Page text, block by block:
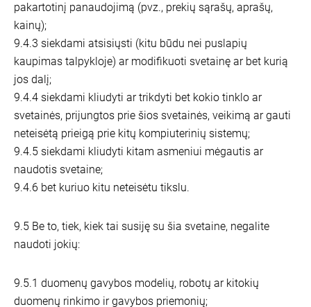
pakartotinį panaudojimą (pvz., prekių sąrašų, aprašų,
kainų);
9.4.3 siekdami atsisiųsti (kitu būdu nei puslapių
kaupimas talpykloje) ar modifikuoti svetainę ar bet kurią
jos dalį;
9.4.4 siekdami kliudyti ar trikdyti bet kokio tinklo ar
svetainės, prijungtos prie šios svetainės, veikimą ar gauti
neteisėtą prieigą prie kitų kompiuterinių sistemų;
9.4.5 siekdami kliudyti kitam asmeniui mėgautis ar
naudotis svetaine;
9.4.6 bet kuriuo kitu neteisėtu tikslu.
9.5 Be to, tiek, kiek tai susiję su šia svetaine, negalite
naudoti jokių:
9.5.1 duomenų gavybos modelių, robotų ar kitokių
duomenų rinkimo ir gavybos priemonių;